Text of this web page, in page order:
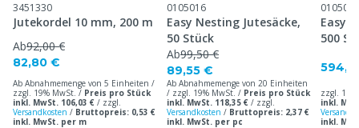
3451330
Jutekordel 10 mm, 200 m
Ab92,00 €
82,80 €
Ab Abnahmemenge von 5 Einheiten /
zzgl. 19% MwSt. / Preis pro Stück
inkl. MwSt. 106,03 € / zzgl.
Versandkosten / Bruttopreis: 0,53 €
inkl. MwSt. per m
0105016
Easy Nesting Jutesäcke,
50 Stück
Ab99,50 €
89,55 €
Ab Abnahmemenge von 20 Einheiten
/ zzgl. 19% MwSt. / Preis pro Stück
inkl. MwSt. 118,35 € / zzgl.
Versandkosten / Bruttopreis: 2,37 €
inkl. MwSt. per pc
0105017
Easy
500
zzgl.
inkl.
inkl.